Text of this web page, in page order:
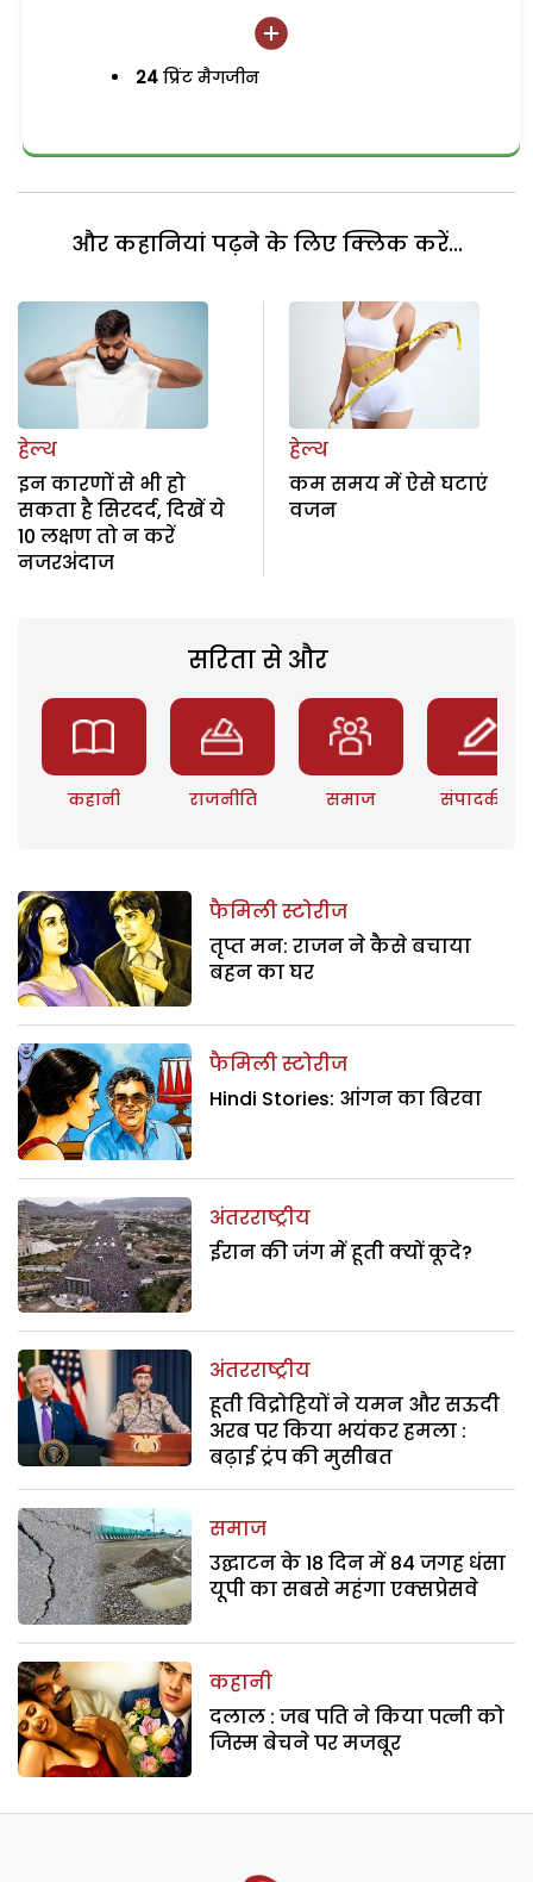
24 प्रिंट मैगजीन
और कहानियां पढ़ने के लिए क्लिक करें...
हेल्थ
इन कारणों से भी हो
सकता है सिरदर्द, दिखें ये
10 लक्षण तो न करें
नजरअंदाज
हेल्थ
कम समय में ऐसे घटाएं
वजन
सरिता से और
कहानी राजनीति समाज संपादकीय
फैमिली स्टोरीज
तृप्त मन: राजन ने कैसे बचाया
बहन का घर
फैमिली स्टोरीज
Hindi Stories: आंगन का बिरवा
अंतरराष्ट्रीय
ईरान की जंग में हूती क्यों कूदे?
अंतरराष्ट्रीय
हूती विद्रोहियों ने यमन और सऊदी
अरब पर किया भयंकर हमला :
बढ़ाई ट्रंप की मुसीबत
समाज
उद्घाटन के 18 दिन में 84 जगह धंसा
यूपी का सबसे महंगा एक्सप्रेसवे
कहानी
दलाल : जब पति ने किया पत्नी को
जिस्म बेचने पर मजबूर